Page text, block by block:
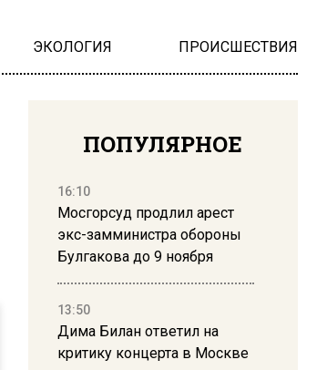
ЭКОЛОГИЯ ПРОИСШЕСТВИЯ
ПОПУЛЯРНОЕ
16:10
Мосгорсуд продлил арест
экс-замминистра обороны
Булгакова до 9 ноября
13:50
Дима Билан ответил на
критику концерта в Москве